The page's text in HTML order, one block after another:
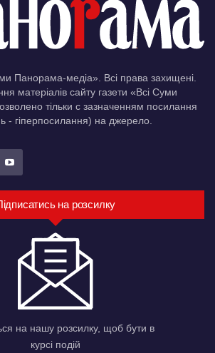
Панорама-медіа». Всі права захищені.
матеріалів сайту газети «Всі Суми
тільки c зазначенням посилання
- гіперпосилання) на джерело.
на розсилку
на нашу розсилку, щоб бути в
курсі подій